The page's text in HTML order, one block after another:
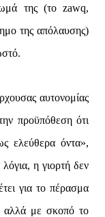
της (το zawq,
της απόλαυσης)
αυτονομίας
προϋπόθεση ότι
ελεύθερα όντα»,
η γιορτή δεν
για το πέρασμα
αλλά με σκοπό το